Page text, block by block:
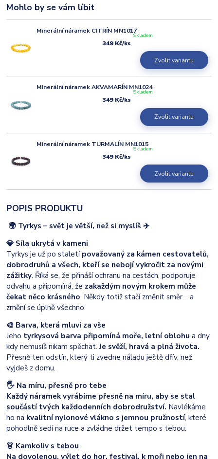
Mohlo by se vám líbit
Minerální náramek CITRÍN MN1017
349 Kč/ks
Skladem
Zvolit variantu
Minerální náramek AKVAMARÍN MN1024
349 Kč/ks
Skladem
Zvolit variantu
Minerální náramek TURMALÍN MN1015
349 Kč/ks
Skladem
Zvolit variantu
POPIS PRODUKTU
🌍 Tyrkys – svět je větší, než si myslíš ✈️
💎 Síla ukrytá v kameni
Tyrkys je už po staletípovažovaný za kámen cestovatelů,
dobrodruhů a všech, kteří se nebojí vykročit za novými
zážitky. Říká se, že přináší ochranu na cestách, podporuje
odvahu a připomíná, že zakaždým novým krokem může
čekat něco krásného. Někdy totiž stačí změnit směr… a
změní se úplně všechno.
🎨 Barva, která mluví za vše
Jeho tyrkysová barva připomíná moře, letní oblohu a dny,
kdy nemusíš nikam spěchat.Je svěží, hravá a plná života.
Přesně ten odstín, který ti zvedne náladu ještě dřív, než
vyjdeš z domu.
🖐️ Na míru, přesně pro tebe
Každý náramek vyrábíme přesně na míru, aby se stal
součástí tvých každodenních dobrodružství. Navlékáme
ho na kvalitní nylonové vlákno s jemnou pružností, které
pohodlně sedí na ruce a zvládne držet tempo s tebou.
👗 Kamkoliv s tebou
Na dovolenou, výlet do hor, festival, k moři nebo jen na